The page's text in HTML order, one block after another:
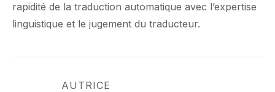
rapidité de la traduction automatique avec l’expertise
linguistique et le jugement du traducteur.
AUTRICE